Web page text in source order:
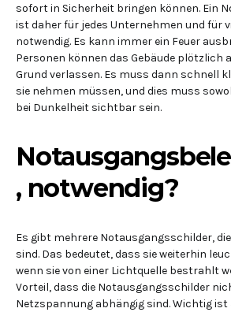
sofort in Sicherheit bringen können. Ein
ist daher für jedes Unternehmen und für
notwendig. Es kann immer ein Feuer
Personen können das Gebäude plötzlich
Grund verlassen. Es muss dann schnell
sie nehmen müssen, und dies muss
bei Dunkelheit sichtbar sein.
, notwendig?
Es gibt mehrere Notausgangsschilder,
sind. Das bedeutet, dass sie weiterhin
wenn sie von einer Lichtquelle bestrahlt
Vorteil, dass die Notausgangsschilder
Netzspannung abhängig sind. Wichtig ist